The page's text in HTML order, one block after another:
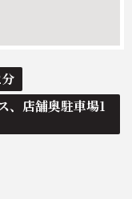
、店舗奥駐車場1